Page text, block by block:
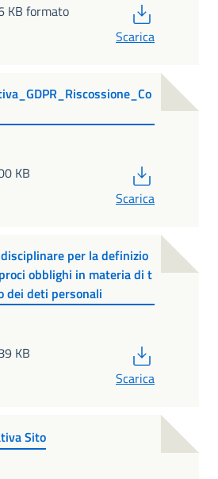
KB formato
Scarica
KB
Scarica
per la definizio
obblighi in materia di t
dei deti personali
KB
Scarica
Sito